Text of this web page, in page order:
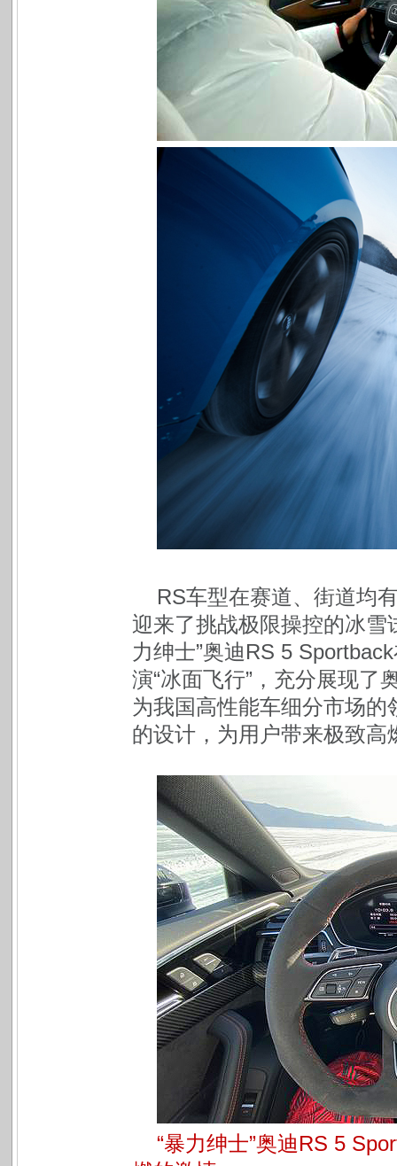
RS车型在赛道、街道均
迎来了挑战极限操控的冰雪
力绅士”奥迪RS 5
演“冰面飞行”，充分展现了
为我国高性能车细分市场
的设计，为用户带来极致高
“暴力绅士”奥迪RS 5